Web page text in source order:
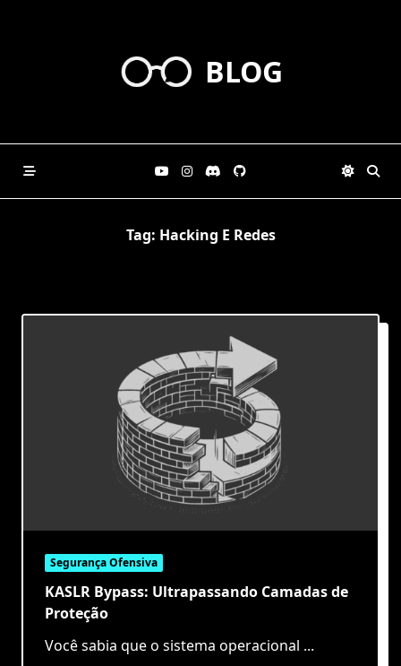
BLOG
Tag: Hacking E Redes
Segurança Ofensiva
KASLR Bypass: Ultrapassando Camadas de
Proteção
Você sabia que o sistema operacional ...